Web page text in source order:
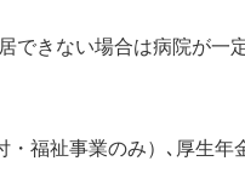
できない場合は病院が一
福祉事業のみ）､厚生年